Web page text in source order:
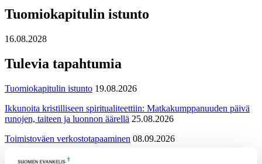
Tuomiokapitulin istunto
16.08.2028
Tulevia tapahtumia
Tuomiokapitulin istunto 19.08.2026
Ikkunoita kristilliseen spiritualiteettiin: Matkakumppanuuden päivä
runojen, taiteen ja luonnon äärellä 25.08.2026
Toimistoväen verkostotapaaminen 08.09.2026
Takaisin tapahtumiin